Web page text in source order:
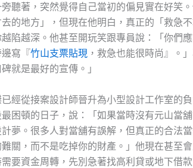
旁聽著，突然覺得自己當初的偏見實在好笑
的地方」，但現在他明白，真正的「救急
陷越深。他甚至開玩笑跟專員說：「你們
寫『竹山支票貼現 ，救急也能很時尚』。
就是最好的宣傳。」
經從接案設計師晉升為小型設計工作室的
困頓的日子，說：「如果當時沒有元山當
計夢。很多人對當舖有誤解，但真正的合法
關，而不是吃掉你的財產。」他現在甚至
要資金周轉，先別急著找高利貸或地下借